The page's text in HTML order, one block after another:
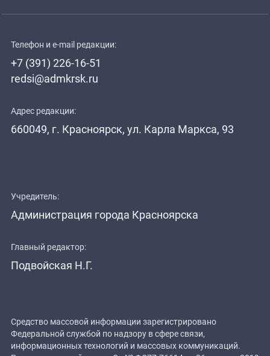
Телефон и e-mail редакции:
+7 (391) 226-16-51
redsi@admkrsk.ru
Адрес редакции:
660049, г. Красноярск, ул. Карла Маркса, 93
Учредитель:
Администрация города Красноярска
Главный редактор:
Подвойская Н.Г.
Средство массовой информации зарегистрировано
Федеральной службой по надзору в сфере связи,
информационных технологий и массовых коммуникаций.